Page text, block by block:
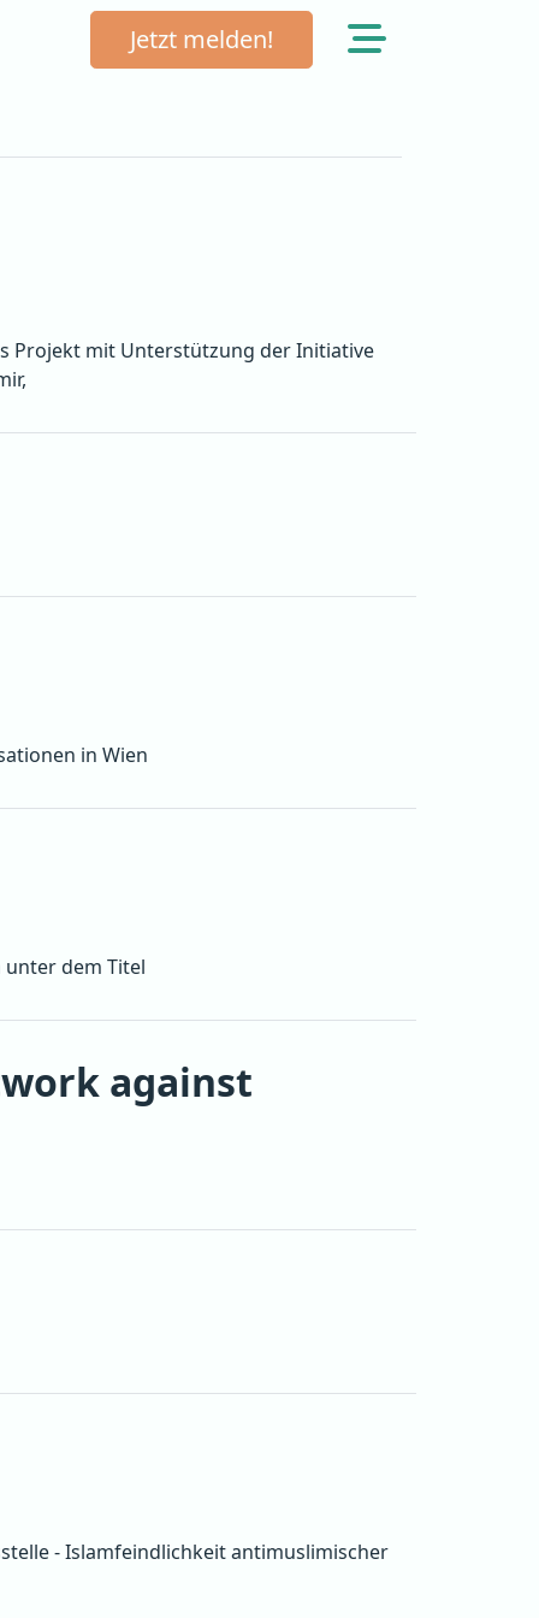
Jetzt melden!
Projekt mit Unterstützung der Initiative
in Wien
dem Titel
against
- Islamfeindlichkeit antimuslimischer